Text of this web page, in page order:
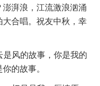
湃浪，江流激浪汹涌
合唱。祝友中秋，幸
是风的故事，你是我的
的故事。